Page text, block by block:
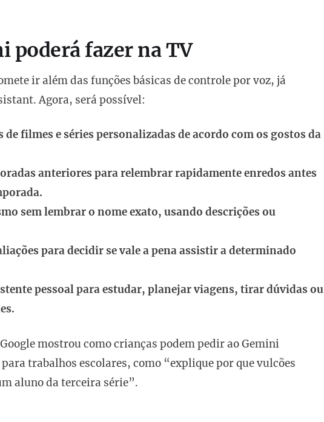
poderá fazer na TV
ir além das funções básicas de controle por voz, já
Agora, será possível:
de filmes e séries personalizadas de acordo com os gostos da
anteriores para relembrar rapidamente enredos antes
sem lembrar o nome exato, usando descrições ou
para decidir se vale a pena assistir a determinado
pessoal para estudar, planejar viagens, tirar dúvidas ou
mostrou como crianças podem pedir ao Gemini
trabalhos escolares, como “explique por que vulcões
aluno da terceira série”.